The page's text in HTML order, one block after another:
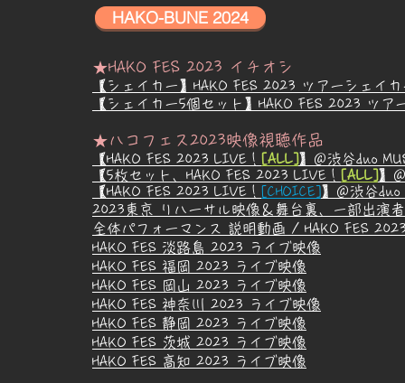
HAKO-BUNE 2024
★HAKO FES 2023 イチオシ
【シェイカー】HAKO FES 2023 ツアーシェイ
【シェイカー5個セット】HAKO FES 2023 ツア
★ハコフェス2023映像視聴作品
【HAKO FES 2023 LIVE！ [ALL]】＠渋谷duo
【5枚セット、HAKO FES 2023 LIVE！ [ALL]】
【HAKO FES 2023 LIVE！ [CHOICE]】＠渋谷duo
2023東京 リハーサル映像＆舞台裏、一部出演
全体パフォーマンス 説明動画 / HAKO FES
HAKO FES 淡路島 2023 ライブ映像
HAKO FES 福岡 2023 ライブ映像
HAKO FES 岡山 2023 ライブ映像
HAKO FES 神奈川 2023 ライブ映像
HAKO FES 静岡 2023 ライブ映像
HAKO FES 茨城 2023 ライブ映像
HAKO FES 高知 2023 ライブ映像​